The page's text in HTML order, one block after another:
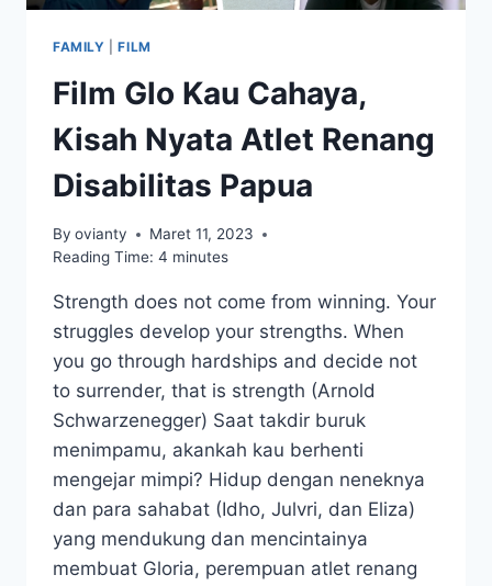
FAMILY |FILM
Film Glo Kau Cahaya,
Kisah Nyata Atlet Renang
Disabilitas Papua
By ovianty
Maret 11, 2023
Reading Time: 4 minutes
Strength does not come from winning. Your
struggles develop your strengths. When
you go through hardships and decide not
to surrender, that is strength (Arnold
Schwarzenegger) Saat takdir buruk
menimpamu, akankah kau berhenti
mengejar mimpi? Hidup dengan neneknya
dan para sahabat (Idho, Julvri, dan Eliza)
yang mendukung dan mencintainya
membuat Gloria, perempuan atlet renang